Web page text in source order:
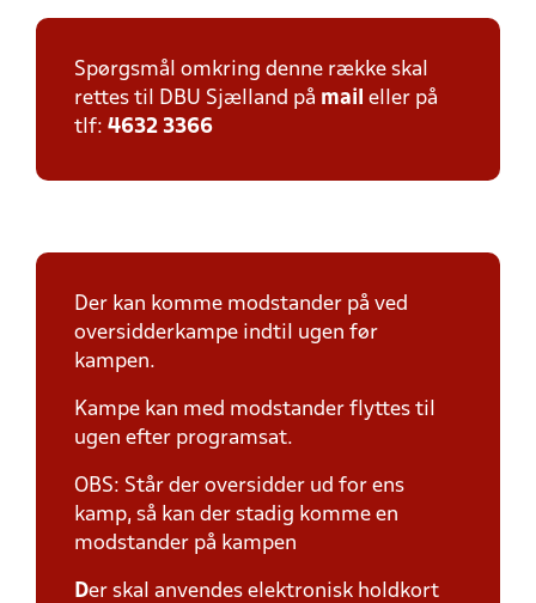
Spørgsmål omkring denne række skal
rettes til DBU Sjælland på mail eller på
tlf: 4632 3366
Der kan komme modstander på ved
oversidderkampe indtil ugen før
kampen.
Kampe kan med modstander flyttes til
ugen efter programsat.
OBS: Står der oversidder ud for ens
kamp, så kan der stadig komme en
modstander på kampen
Der skal anvendes elektronisk holdkort